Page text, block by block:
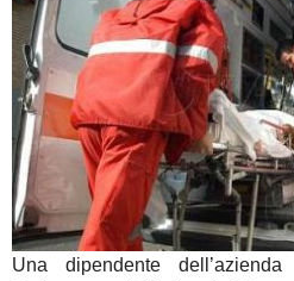
Una dipendente